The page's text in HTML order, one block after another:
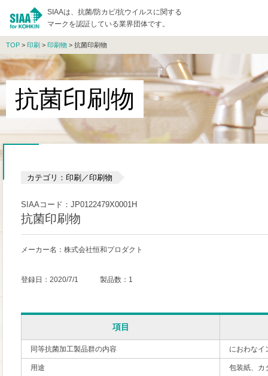
SIAAは、抗菌/防カビ/抗ウイルスに関する
マークを認証している業界団体です。
TOP > 印刷 > 印刷物 > 抗菌印刷物
抗菌印刷物
カテゴリ：印刷／印刷物
SIAAコード：JP0122479X0001H
抗菌印刷物
メーカー名：株式会社恒和プロダクト
登録日：2020/7/1 製品数：1
項目
同等抗菌加工製品群の内容 におわなイ
用途 包装紙、カ